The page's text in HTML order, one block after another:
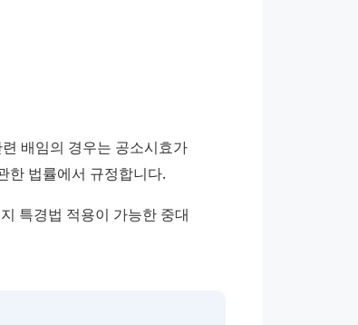
배임의 경우는 공소시효가
한 법률에서 규정합니다.
특경법 적용이 가능한 중대